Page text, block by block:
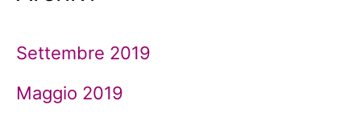
Settembre 2019
Maggio 2019